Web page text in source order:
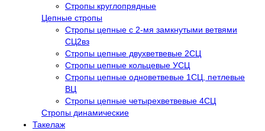
Стропы круглопрядные
Цепные стропы
Стропы цепные с 2-мя замкнутыми ветвями
СЦ2вз
Стропы цепные двухветвевые 2СЦ
Стропы цепные кольцевые УСЦ
Стропы цепные одноветвевые 1СЦ, петлевые
ВЦ
Стропы цепные четырехветвевые 4СЦ
Стропы динамические
Такелаж